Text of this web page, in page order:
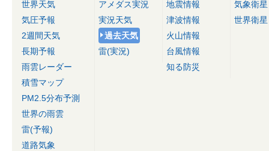
世界天気
気圧予報
2週間天気
長期予報
雨雲レーダー
積雪マップ
PM2.5分布予測
世界の雨雲
雷(予報)
道路気象
アメダス実況
実況天気
過去天気
雷(実況)
地震情報
津波情報
火山情報
台風情報
知る防災
気象衛星
世界衛星